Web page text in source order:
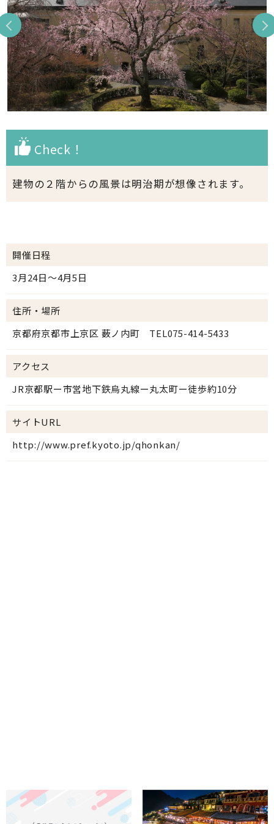
Check！
建物の２階からの風景は明治期が想像されます。
開催日程
3月24日～4月5日
住所・場所
京都府京都市上京区 薮ノ内町 TEL075-414-5433
アクセス
JR京都駅ー市営地下鉄烏丸線ー丸太町ー徒歩約10分
サイトURL
http://www.pref.kyoto.jp/qhonkan/